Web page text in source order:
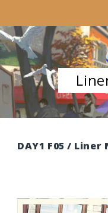
DAY1 F05 / Liner